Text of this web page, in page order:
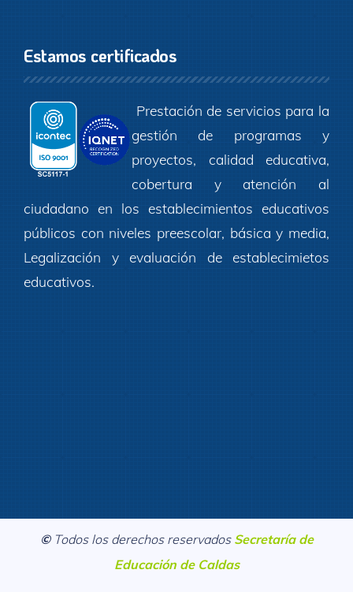
Estamos certificados
Prestación de servicios para la
gestión de programas y
proyectos, calidad educativa,
cobertura y atención al
ciudadano en los establecimientos educativos
públicos con niveles preescolar, básica y media,
Legalización y evaluación de establecimietos
educativos.
©Todos los derechos reservados Secretaría de
Educación de Caldas